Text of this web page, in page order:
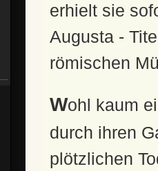
erhielt sie
Augusta -
römischen
Wohl kaum eine Kaiserin Roms hat so viele Ehrungen
durch ihren
plötzlichen